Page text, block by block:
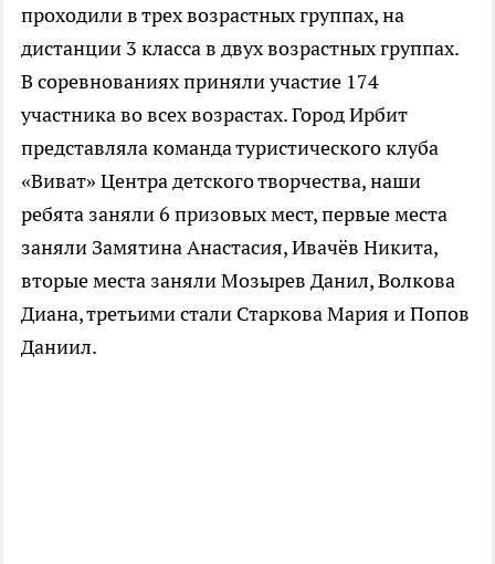
проходили в трех возрастных группах, на
дистанции 3 класса в двух возрастных группах.
В соревнованиях приняли участие 174
участника во всех возрастах. Город Ирбит
представляла команда туристического клуба
«Виват» Центра детского творчества, наши
ребята заняли 6 призовых мест, первые места
заняли Замятина Анастасия, Ивачёв Никита,
вторые места заняли Мозырев Данил, Волкова
Диана, третьими стали Старкова Мария и Попов
Даниил.